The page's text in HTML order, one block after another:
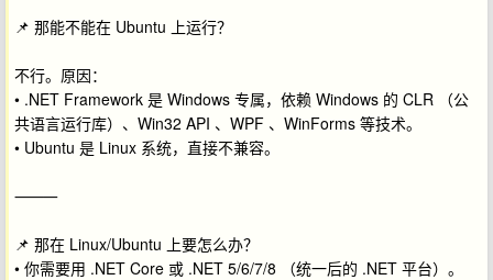
📌 那能不能在 Ubuntu 上运行？
不行。原因：
• .NET Framework 是 Windows 专属，依赖 Windows 的 CLR （公
共语言运行库）、Win32 API 、WPF 、WinForms 等技术。
• Ubuntu 是 Linux 系统，直接不兼容。
⸻
📌 那在 Linux/Ubuntu 上要怎么办？
• 你需要用 .NET Core 或 .NET 5/6/7/8 （统一后的 .NET 平台）。